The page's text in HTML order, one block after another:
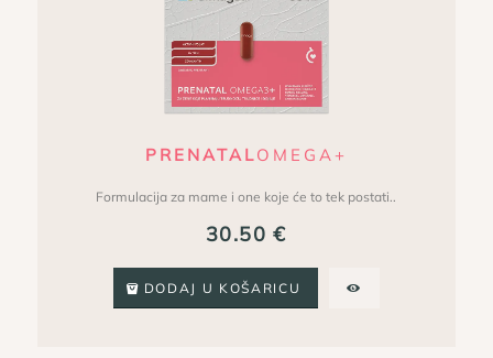
PRENATALOMEGA+
Formulacija za mame i one koje će to tek postati..
30.50€
DODAJ U KOŠARICU